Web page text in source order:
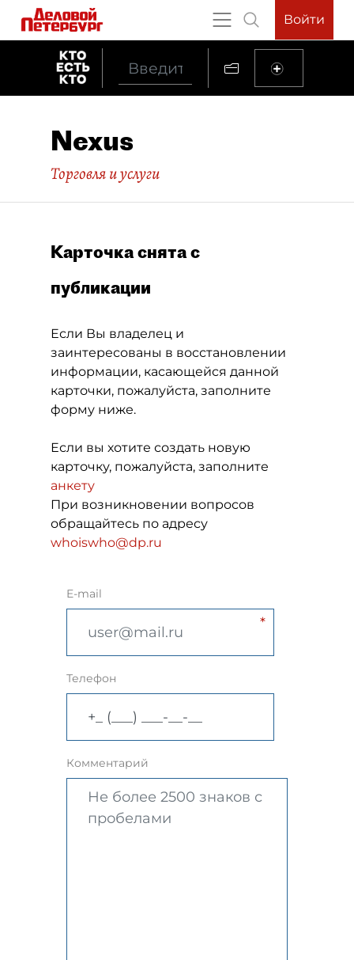
Войти
Nexus
Торговля и услуги
Карточка снята с
публикации
Если Вы владелец и
заинтересованы в восстановлении
информации, касающейся данной
карточки, пожалуйста, заполните
форму ниже.
Если вы хотите создать новую
карточку, пожалуйста, заполните
анкету
При возникновении вопросов
обращайтесь по адресу
whoiswho@dp.ru
E-mail
Телефон
Комментарий